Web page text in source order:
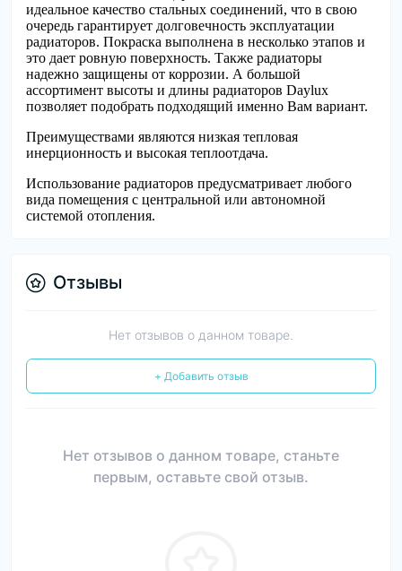
идеальное качество стальных соединений, что в свою
очередь гарантирует долговечность эксплуатации
радиаторов. Покраска выполнена в несколько этапов и
это дает ровную поверхность. Также радиаторы
надежно защищены от коррозии. А большой
ассортимент высоты и длины радиаторов Daylux
позволяет подобрать подходящий именно Вам вариант.
Преимуществами являются низкая тепловая
инерционность и высокая теплоотдача.
Использование радиаторов предусматривает любого
вида помещения с центральной или автономной
системой отопления.
Отзывы
Нет отзывов о данном товаре.
+ Добавить отзыв
Нет отзывов о данном товаре, станьте
первым, оставьте свой отзыв.